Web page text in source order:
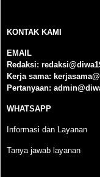
KONTAK KAMI
EMAIL
Redaksi:
Kerja sama:
Pertanyaan:
WHATSAPP
Informasi dan Layanan
Tanya jawab layanan